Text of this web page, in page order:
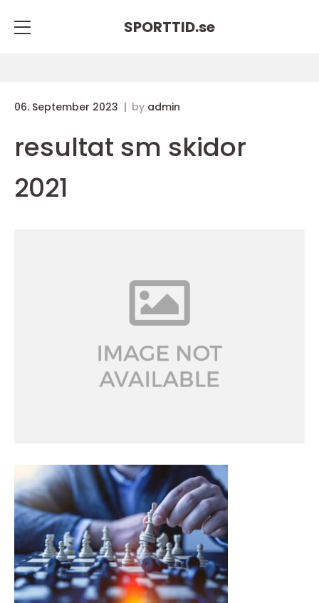
SPORTTID.se
06. September 2023 by admin
resultat sm skidor
2021